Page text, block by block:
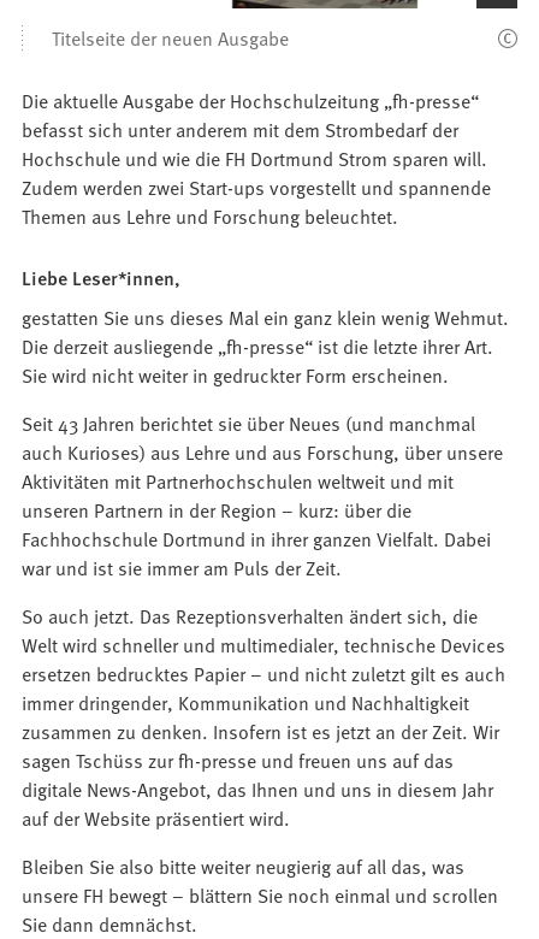
den
Titelseite der neuen Ausgabe
Die aktuelle Ausgabe der Hochschulzeitung „fh-presse“
befasst sich unter anderem mit dem Strombedarf der
Hochschule und wie die FH Dortmund Strom sparen will.
Zudem werden zwei Start-ups vorgestellt und spannende
Themen aus Lehre und Forschung beleuchtet.
Liebe Leser*innen,
gestatten Sie uns dieses Mal ein ganz klein wenig Wehmut.
Die derzeit ausliegende „fh-presse“ ist die letzte ihrer Art.
Sie wird nicht weiter in gedruckter Form erscheinen.
Seit 43 Jahren berichtet sie über Neues (und manchmal
auch Kurioses) aus Lehre und aus Forschung, über unsere
Aktivitäten mit Partnerhochschulen weltweit und mit
unseren Partnern in der Region – kurz: über die
Fachhochschule Dortmund in ihrer ganzen Vielfalt. Dabei
war und ist sie immer am Puls der Zeit.
So auch jetzt. Das Rezeptionsverhalten ändert sich, die
Welt wird schneller und multimedialer, technische Devices
ersetzen bedrucktes Papier – und nicht zuletzt gilt es auch
immer dringender, Kommunikation und Nachhaltigkeit
zusammen zu denken. Insofern ist es jetzt an der Zeit. Wir
sagen Tschüss zur fh-presse und freuen uns auf das
digitale News-Angebot, das Ihnen und uns in diesem Jahr
auf der Website präsentiert wird.
Bleiben Sie also bitte weiter neugierig auf all das, was
unsere FH bewegt – blättern Sie noch einmal und scrollen
Sie dann demnächst.